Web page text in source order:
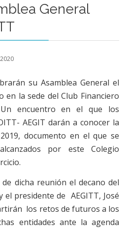
General
su Asamblea General el
en la sede del Club Financiero
encuentro en el que los
AEGIT darán a conocer la
documento en el que se
por este Colegio
dicha reunión el decano del
el presidente de AEGITT, José
los retos de futuros a los
entidades ante la agenda